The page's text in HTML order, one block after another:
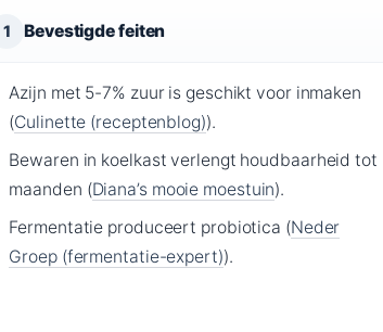
1 Bevestigde feiten
Azijn met 5-7% zuur is geschikt voor inmaken
(Culinette (receptenblog)).
Bewaren in koelkast verlengt houdbaarheid tot
maanden (Diana’s mooie moestuin).
Fermentatie produceert probiotica (Neder
Groep (fermentatie-expert)).